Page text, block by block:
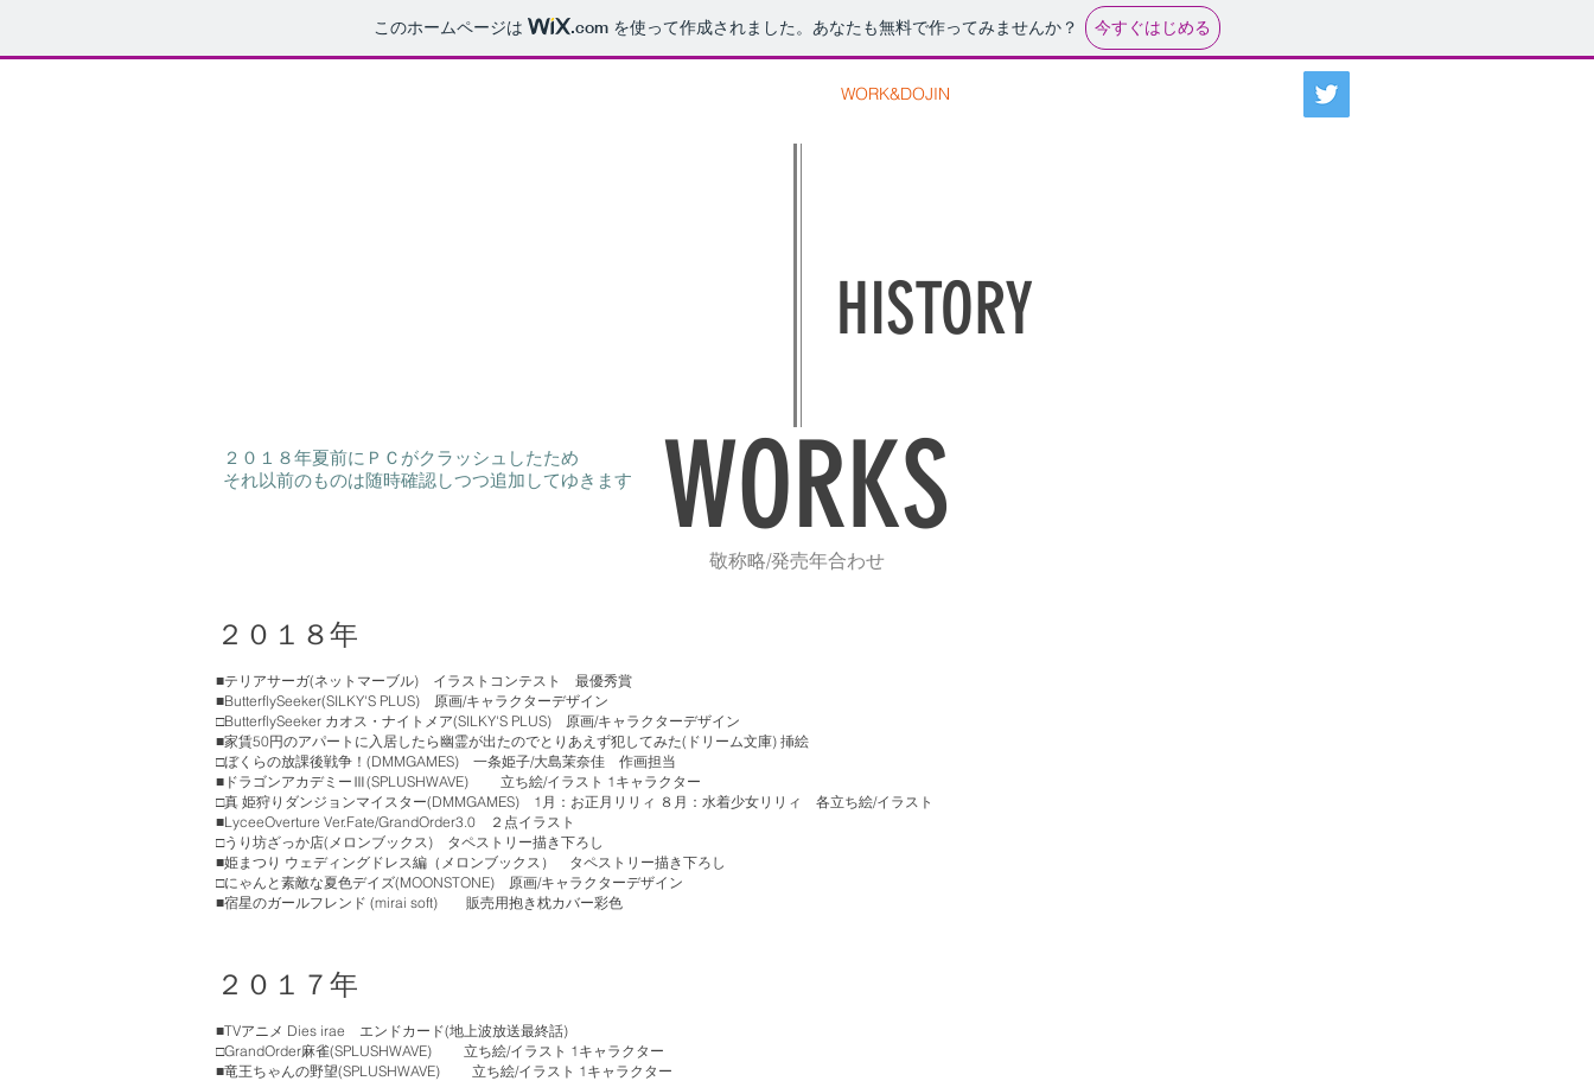
このホームページは .com を使って作成されました。あなたも無料で作ってみませんか？ 今すぐはじめる
WORK&DOJIN
HISTORY
WORKS
２０１８年夏前にＰＣがクラッシュしたため
それ以前のものは随時確認しつつ追加してゆきます
​敬称略/発売年合わせ
２０１８年
■テリアサーガ(ネットマーブル) イラストコンテスト 最優秀賞
■ButterflySeeker(SILKY'S PLUS) 原画/キャラクターデザイン
□ButterflySeeker カオス・ナイトメア(SILKY'S PLUS) 原画/キャラクターデザイン
■家賃50円のアパートに入居したら幽霊が出たのでとりあえず犯してみた(ドリーム文庫) 挿絵
□ぼくらの放課後戦争！(DMMGAMES) 一条姫子/大島茉奈佳 作画担当
■ドラゴンアカデミーⅢ(SPLUSHWAVE) 立ち絵/イラスト 1キャラクター
□真 姫狩りダンジョンマイスター(DMMGAMES) 1月：お正月リリィ ８月：水着少女リリィ 各立ち絵/イラスト
■LyceeOverture Ver.Fate/GrandOrder3.0 ２点イラスト
□うり坊ざっか店(メロンブックス) タペストリー描き下ろし
■姫まつり ウェディングドレス編（メロンブックス） タペストリー描き下ろし
□にゃんと素敵な夏色デイズ(MOONSTONE) 原画/キャラクターデザイン
■宿星のガールフレンド (mirai soft) 販売用抱き枕カバー彩色
２０１７年
■TVアニメ Dies irae エンドカード(地上波放送最終話)
​□GrandOrder麻雀(SPLUSHWAVE) 立ち絵/イラスト 1キャラクター
■竜王ちゃんの野望(SPLUSHWAVE) 立ち絵/イラスト 1キャラクター